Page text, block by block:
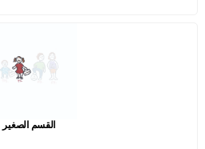
القسم الصغير